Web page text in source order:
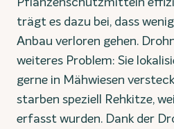
trägt es dazu bei, dass
Anbau verloren gehen.
weiteres Problem: Sie
gerne in Mähwiesen
starben speziell Rehkitze,
erfasst wurden. Dank der